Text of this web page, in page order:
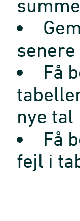
Få
nye tal
Få
fejl i